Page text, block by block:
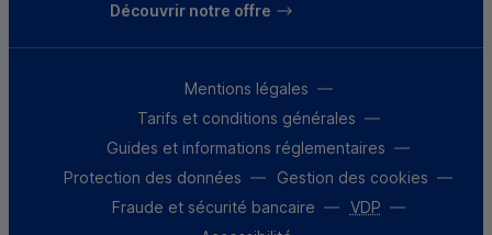
Découvrir notre offre
Mentions légales
Tarifs et conditions générales
Guides et informations réglementaires
Protection des données
Gestion des cookies
Fraude et sécurité bancaire
VDP